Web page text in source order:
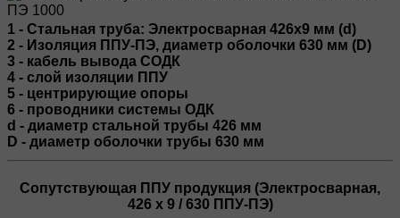
1 - Стальная труба: Электросварная 426х9 мм (d)
2 - Изоляция ППУ-ПЭ, диаметр оболочки 630 мм (D)
3 - кабель вывода СОДК
4 - слой изоляции ППУ
5 - центрирующие опоры
6 - проводники системы ОДК
d - диаметр стальной трубы 426 мм
D - диаметр оболочки трубы 630 мм
Сопутствующая ППУ продукция (Электросварная,
426 х 9 / 630 ППУ-ПЭ)